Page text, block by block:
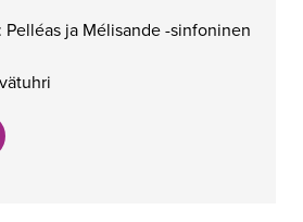
ja Mélisande -sinfoninen